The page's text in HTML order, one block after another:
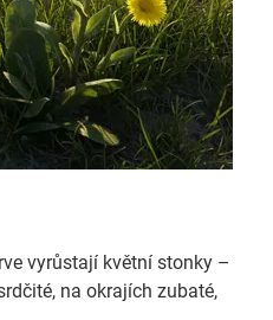
vyrůstají květní stonky –
na okrajích zubaté,